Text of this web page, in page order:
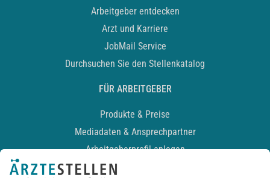
Arbeitgeber entdecken
Arzt und Karriere
JobMail Service
Durchsuchen Sie den Stellenkatalog
FÜR ARBEITGEBER
Produkte & Preise
Mediadaten & Ansprechpartner
Arbeitgeberprofil anlegen
Recruiting-Podcast